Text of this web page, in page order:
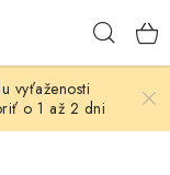
vyťaženosti
o 1 až 2 dni